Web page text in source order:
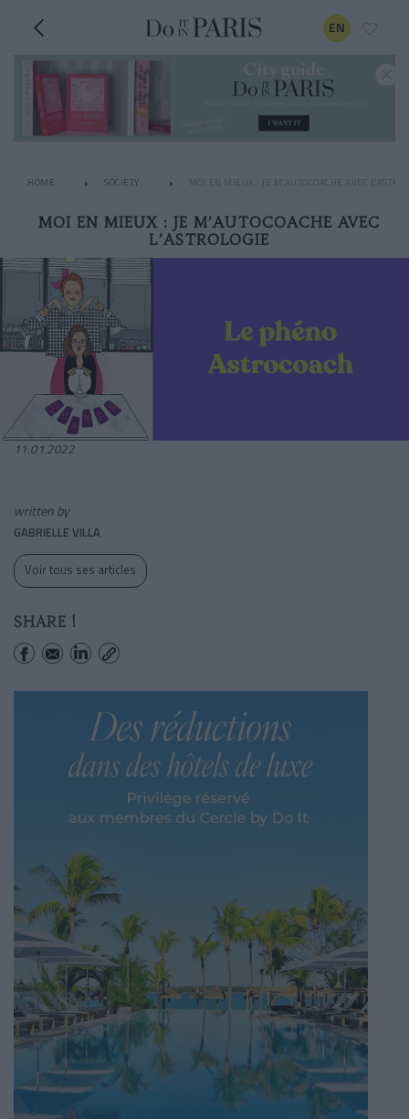
EN
HOME SOCIETY MOI EN MIEUX : JE M’AUTOCOACHE AVEC
MOI EN MIEUX : JE M’AUTOCOACHE AVEC
L’ASTROLOGIE
11.01.2022
written by
GABRIELLE VILLA
Voir tous ses articles
SHARE !